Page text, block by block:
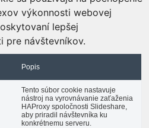
výkonnosti webovej
lepšej
pre návštevníkov.
Popis
Tento súbor cookie nastavuje
nástroj na vyrovnávanie zaťaženia
HAProxy spoločnosti Slideshare,
aby priradil návštevníka ku
konkrétnemu serveru.